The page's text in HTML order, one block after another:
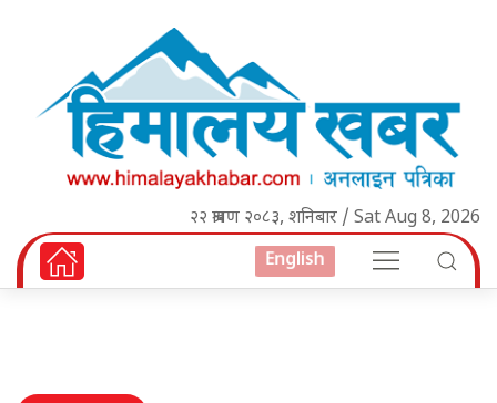
२२ श्रावण २०८३, शनिबार / Sat Aug 8, 2026
English